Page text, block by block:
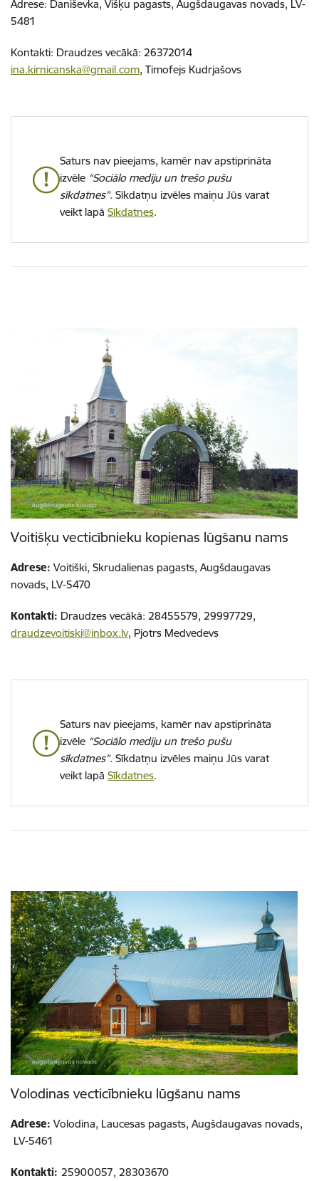
Adrese: Daniševka, Višķu pagasts, Augšdaugavas novads, LV-
5481
Kontakti: Draudzes vecākā: 26372014
ina.kirnicanska@gmail.com, Timofejs Kudrjašovs
Saturs nav pieejams, kamēr nav apstiprināta
izvēle “Sociālo mediju un trešo pušu
sīkdatnes”. Sīkdatņu izvēles maiņu Jūs varat
veikt lapā Sīkdatnes.
Voitišķu vecticībnieku kopienas lūgšanu nams
Adrese: Voitiški, Skrudalienas pagasts, Augšdaugavas
novads, LV-5470
Kontakti: Draudzes vecākā: 28455579, 29997729,
draudzevoitiski@inbox.lv, Pjotrs Medvedevs
Saturs nav pieejams, kamēr nav apstiprināta
izvēle “Sociālo mediju un trešo pušu
sīkdatnes”. Sīkdatņu izvēles maiņu Jūs varat
veikt lapā Sīkdatnes.
Volodinas vecticībnieku lūgšanu nams
Adrese: Volodina, Laucesas pagasts, Augšdaugavas novads,
LV-5461
Kontakti: 25900057, 28303670